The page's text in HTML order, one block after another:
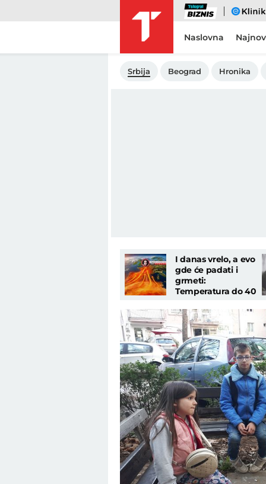
Biznis eKlinika
Naslovna
Srbija Beograd Hronika
I danas vrelo, a evo
gde će padati i
grmeti:
Temperatura do 40